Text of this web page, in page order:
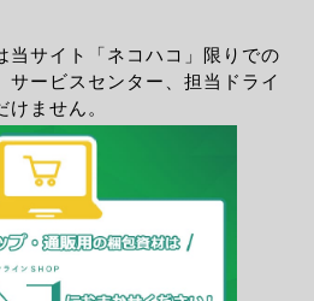
サイト「ネコハコ」限りでの
サービスセンター、担当ドライ
ません。